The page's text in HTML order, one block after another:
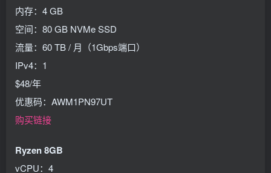
内存：4 GB
空间：80 GB NVMe SSD
流量：60 TB / 月（1Gbps端口）
IPv4：1
$48/年
优惠码：AWM1PN97UT
购买链接
Ryzen 8GB
vCPU：4